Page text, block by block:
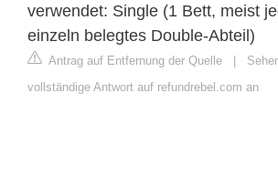
verwendet: Single (1 Bett, meist
einzeln belegtes Double-Abteil)
Antrag auf Entfernung der Quelle |
vollständige Antwort auf refundrebel.com an